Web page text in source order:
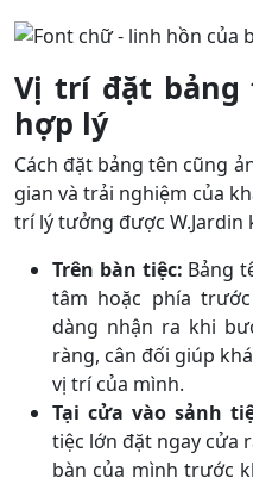
Vị trí đặt bảng
hợp lý
Cách đặt bảng tên cũng
gian và trải nghiệm của
trí lý tưởng được W.Jardin
Trên bàn tiệc: Bảng
tâm hoặc phía
dàng nhận ra khi
ràng, cân đối giúp
vị trí của mình.
Tại cửa vào sảnh
tiệc lớn đặt ngay cửa
bàn của mình trước